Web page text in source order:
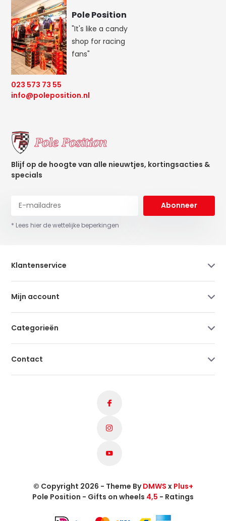
Pole Position
"It's like a candy
shop for racing
fans"
023 573 73 55
info@poleposition.nl
Blijf op de hoogte van alle nieuwtjes, kortingsacties &
specials
Abonneer
* Lees hier de wettelijke beperkingen
Klantenservice
Mijn account
Categorieën
Contact
© Copyright 2026 - Theme ByDMWS x Plus+
Pole Position - Gifts on wheels 4,5 - Ratings